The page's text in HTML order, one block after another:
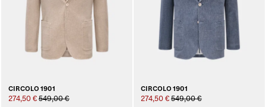
CIRCOLO 1901
274,50 € 549,00 €
CIRCOLO 1901
274,50 € 549,00 €